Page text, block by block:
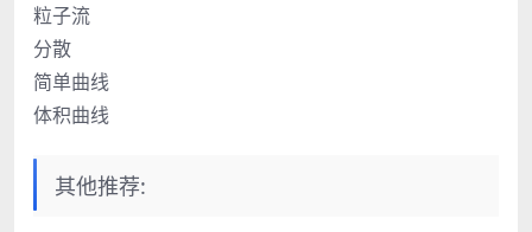
粒子流
分散
简单曲线
体积曲线
其他推荐: